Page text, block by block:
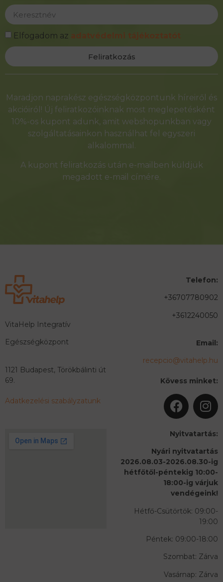
Elfogadom az adatvédelmi tájékoztatót
Feliratkozás
Alternative:
Maradjon naprakész egészségközpontunk híreiről és
akcióiról! Új feliratkozóinknak most meglepetésként
10%-os kupont adunk, amit webshopunkban vagy
szolgáltatásainkon használhat fel egyszeri
alkalommal.
A kupont feliratkozás után e-mailben küldjük
megadott e-mail címére.
VitaHelp Integratív
Egészségközpont
1121 Budapest, Törökbálinti út
69.
Adatkezelési szabályzatunk
Telefon:
+36707780902
+3612240050
Email:
recepcio@vitahelp.hu
Kövess minket:
Nyitvatartás:
Nyári nyitvatartás
2026.08.03-2026.08.30-ig
hétfőtől-péntekig 10:00-
18:00-ig várjuk
vendégeink!
Hétfő-Csütörtök: 09:00-
19:00
Péntek: 09:00-18:00
Szombat: Zárva
Vasárnap: Zárva